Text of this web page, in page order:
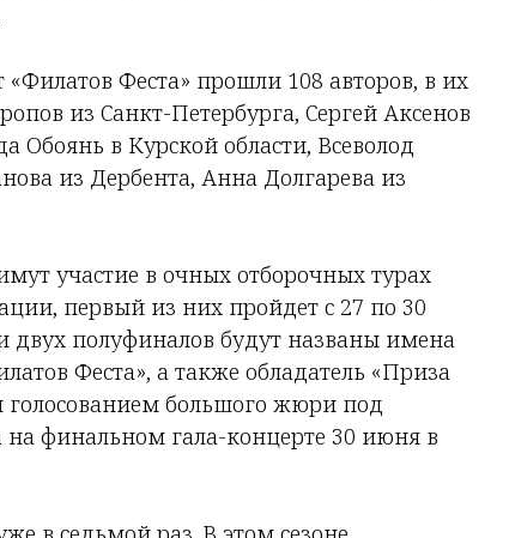
«Филатов Феста» прошли 108 авторов, в их
из Санкт-Петербурга, Сергей Аксенов
Обоянь в Курской области, Всеволод
из Дербента, Анна Долгарева из
участие в очных отборочных турах
первый из них пройдет с 27 по 30
двух полуфиналов будут названы имена
Феста», а также обладатель «Приза
голосованием большого жюри под
на финальном гала-концерте 30 июня в